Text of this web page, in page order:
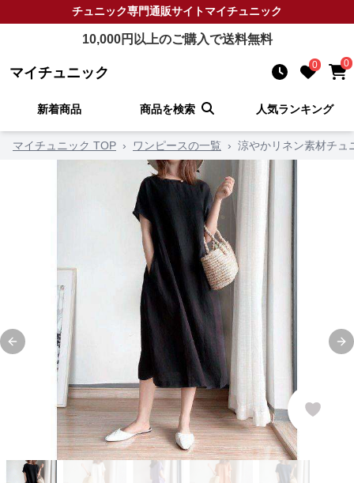
チュニック専門通販サイトマイチュニック
10,000円以上のご購入で送料無料
マイチュニック 0 0
新着商品 商品を検索 人気ランキング
マイチュニック TOP › ワンピースの一覧 › 涼やかリネン素材チュ
Previous slide